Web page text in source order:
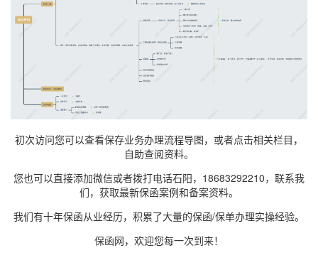
初次访问您可以查看保存业务办理流程导图，或者点击相关栏目，
自助查阅资料。
您也可以直接添加微信或者拨打电话石阳，18683292210，联系我
们，获取最新保函案例和备案资料。
我们有十年保函从业经历，积累了大量的保函/保单办理实操经验。
保函网，欢迎您每一次到来！